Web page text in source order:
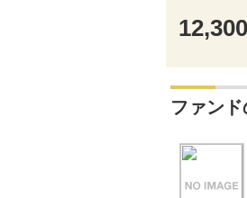
12,300
ファン